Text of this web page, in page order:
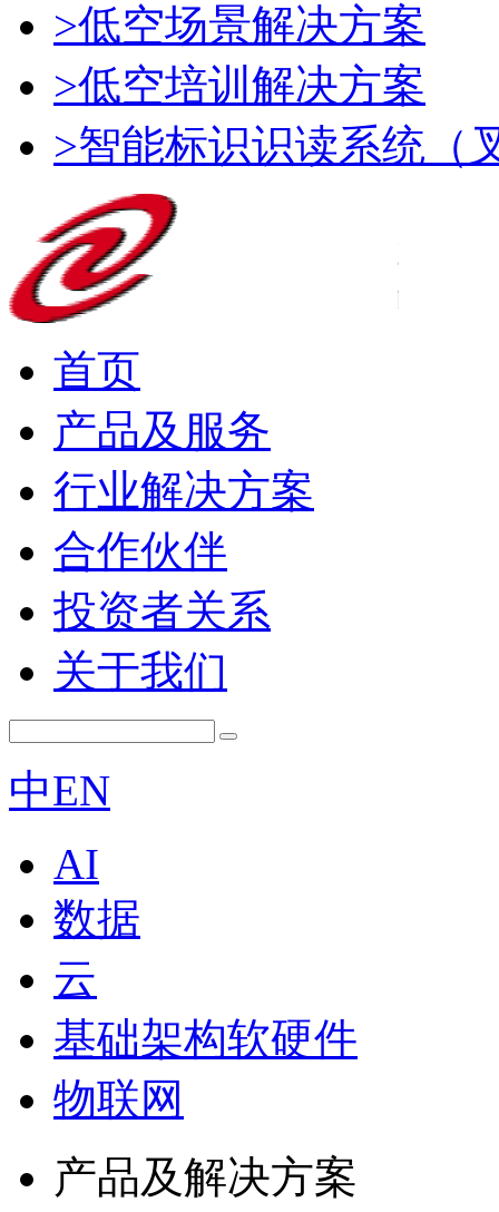
>低空场景解决方案
>低空培训解决方案
>智能标识识读系统（
首页
产品及服务
行业解决方案
合作伙伴
投资者关系
关于我们
中EN
AI
数据
云
基础架构软硬件
物联网
产品及解决方案